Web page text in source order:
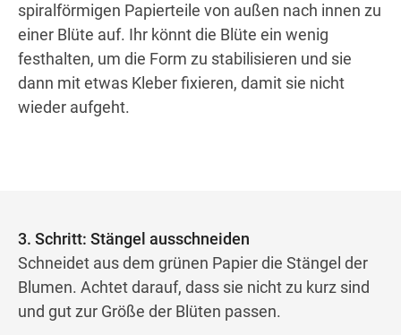
spiralförmigen Papierteile von außen nach innen zu
einer Blüte auf. Ihr könnt die Blüte ein wenig
festhalten, um die Form zu stabilisieren und sie
dann mit etwas Kleber fixieren, damit sie nicht
wieder aufgeht.
3. Schritt: Stängel ausschneiden
Schneidet aus dem grünen Papier die Stängel der
Blumen. Achtet darauf, dass sie nicht zu kurz sind
und gut zur Größe der Blüten passen.